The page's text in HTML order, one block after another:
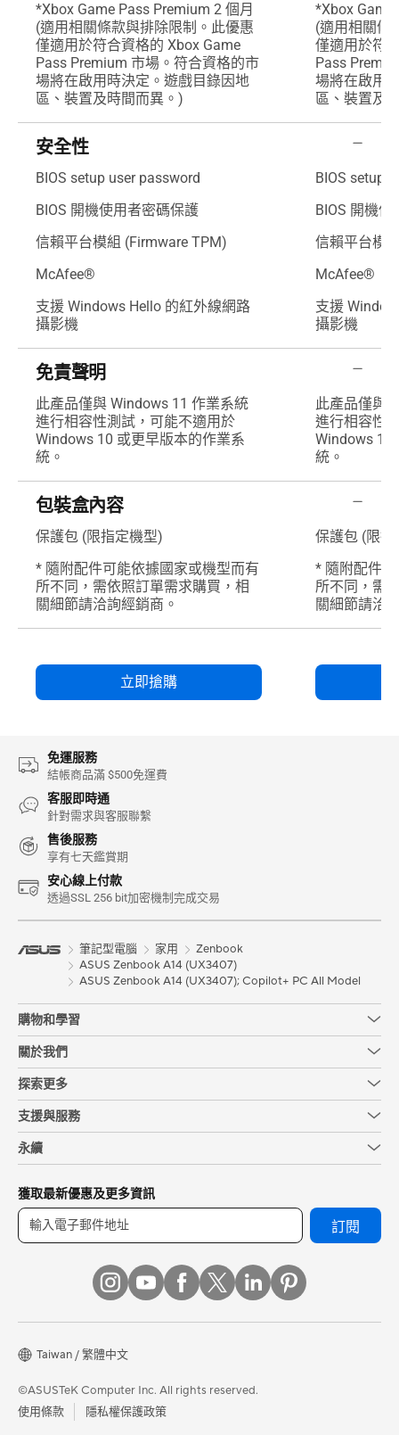
*Xbox Game Pass Premium 2 個月
(適用相關條款與排除限制。此優惠
僅適用於符合資格的 Xbox Game
Pass Premium 市場。符合資格的市
場將在啟用時決定。遊戲目錄因地
區、裝置及時間而異。)
*Xbox
(適用相關條
僅適用於符
Pass
場將在啟用
區、裝置及
安全性
BIOS setup user password
BIOS 開機使用者密碼保護
信賴平台模組 (Firmware TPM)
McAfee®
支援 Windows Hello 的紅外線網路
攝影機
BIOS setup
BIOS 開機
信賴平台模
McAfee®
支援
攝影機
免責聲明
此產品僅與 Windows 11 作業系統
進行相容性測試，可能不適用於
Windows 10 或更早版本的作業系
統。
此產品僅與
進行相容性
Windows 10
統。
包裝盒內容
保護包 (限指定機型)
* 隨附配件可能依據國家或機型而有
所不同，需依照訂單需求購買，相
關細節請洽詢經銷商。
保護包 (限指
* 隨附配件
所不同，需
關細節請洽
立即搶購
免運服務
結帳商品滿 $500免運費
客服即時通
針對需求與客服聯繫
售後服務
享有七天鑑賞期
安心線上付款
透過SSL 256 bit加密機制完成交易
筆記型電腦 家用
Zenbook
ASUS Zenbook A14 (UX3407)
ASUS Zenbook A14 (UX3407); Copilot+ PC All Model
購物和學習
關於我們
探索更多
支援與服務
永續
獲取最新優惠及更多資訊
訂閱
Taiwan / 繁體中文
©ASUSTeK Computer Inc. All rights reserved.
使用條款
隱私權保護政策